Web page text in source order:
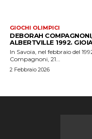
GIOCHI OLIMPICI
DEBORAH
ALBERTVILLE 1992.
In Savoia, nel febbraio del
Compagnoni, 21...
2 Febbraio 2026